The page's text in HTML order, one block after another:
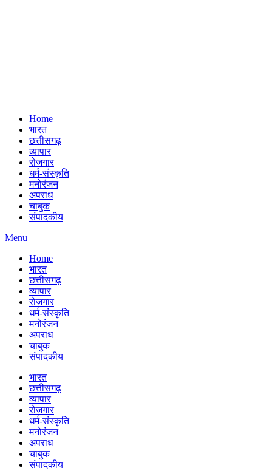
Home
भारत
छत्तीसगढ़
व्यापार
रोजगार
धर्म-संस्कृति
मनोरंजन
अपराध
चाबुक
संपादकीय
Menu
Home
भारत
छत्तीसगढ़
व्यापार
रोजगार
धर्म-संस्कृति
मनोरंजन
अपराध
चाबुक
संपादकीय
भारत
छत्तीसगढ़
व्यापार
रोजगार
धर्म-संस्कृति
मनोरंजन
अपराध
चाबुक
संपादकीय